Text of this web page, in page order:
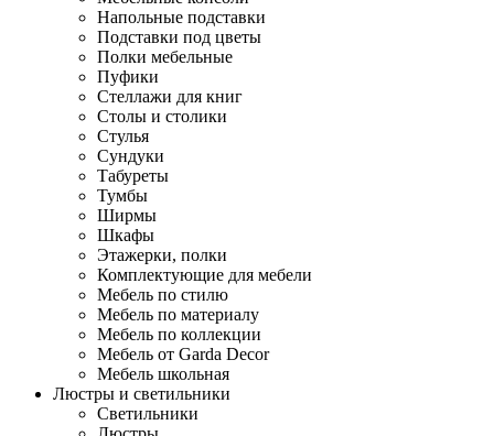
Напольные подставки
Подставки под цветы
Полки мебельные
Пуфики
Стеллажи для книг
Столы и столики
Стулья
Сундуки
Табуреты
Тумбы
Ширмы
Шкафы
Этажерки, полки
Комплектующие для мебели
Мебель по стилю
Мебель по материалу
Мебель по коллекции
Мебель от Garda Decor
Мебель школьная
Люстры и светильники
Светильники